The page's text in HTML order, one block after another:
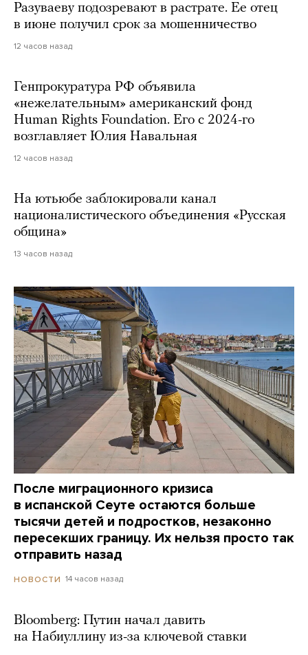
Разуваеву подозревают в растрате. Ее отец
в июне получил срок за мошенничество
12 часов назад
Генпрокуратура РФ объявила
«нежелательным» американский фонд
Human Rights Foundation. Его с 2024-го
возглавляет Юлия Навальная
12 часов назад
На ютьюбе заблокировали канал
националистического объединения «Русская
община»
13 часов назад
После миграционного кризиса
в испанской Сеуте остаются больше
тысячи детей и подростков, незаконно
пересекших границу. Их нельзя просто так
отправить назад
НОВОСТИ 14 часов назад
Bloomberg: Путин начал давить
на Набиуллину из-за ключевой ставки